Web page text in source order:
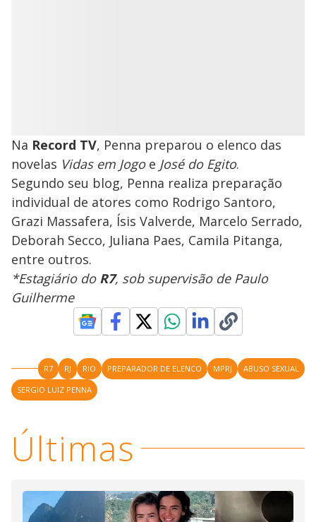
Na Record TV, Penna preparou o elenco das
novelas Vidas em Jogoe José do Egito.
Segundo seu blog, Penna realiza preparação
individual de atores como Rodrigo Santoro,
Grazi Massafera, Ísis Valverde, Marcelo Serrado,
Deborah Secco, Juliana Paes, Camila Pitanga,
entre outros.
*Estagiário do R7, sob supervisão de Paulo
Guilherme
R7 RJ RIO PREPARADOR DE ELENCO MPRJ
ABUSO SEXUAL
SERGIO LUIZ PENNA
Últimas